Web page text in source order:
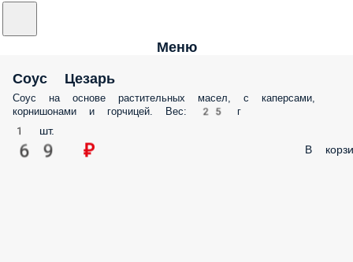
Меню
Соус Цезарь
Соус на основе растительных масел, с каперсами,
корнишонами и горчицей. Вес: 25 г
1 шт.
69 ₽ В